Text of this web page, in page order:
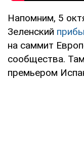
Напомним, 5
Зеленский
на саммит
сообщества.
премьером